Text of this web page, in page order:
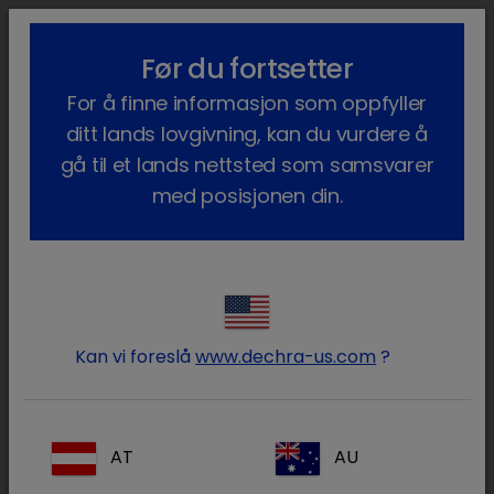
lock_outline search menu
Livsstadiedietter
Kidney Support
Før du fortsetter
For å finne informasjon som oppfyller
ditt lands lovgivning, kan du vurdere å
gå til et lands nettsted som samsvarer
med posisjonen din.
Kan vi foreslåwww.dechra-us.com ?
AT AU